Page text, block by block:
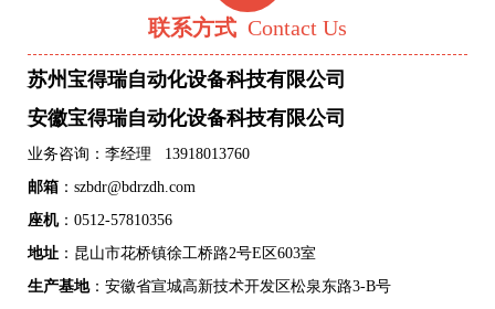
联系方式 Contact Us
苏州宝得瑞自动化设备科技有限公司
安徽宝得瑞自动化设备科技有限公司
业务咨询：李经理 13918013760
邮箱 ：szbdr@bdrzdh.com
座机：0512-57810356
地址 ：昆山市花桥镇徐工桥路2号E区603室
生产基地：安徽省宣城高新技术开发区松泉东路3-B号